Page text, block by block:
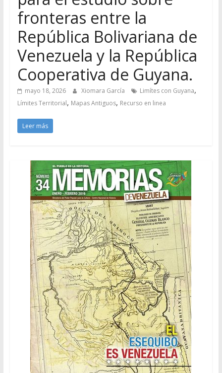
fronteras entre la
República Bolivariana de
Venezuela y la República
Cooperativa de Guyana.
mayo 18, 2026 Xiomara García Limítes con Guyana,
Límites Territorial, Mapas Antiguos, Recurso en linea
Leer más